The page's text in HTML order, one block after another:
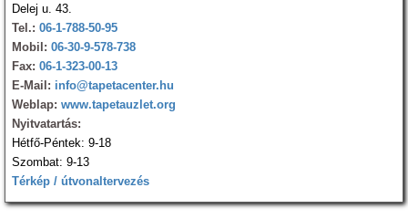
Delej u. 43.
Tel.: 06-1-788-50-95
Mobil: 06-30-9-578-738
Fax: 06-1-323-00-13
E-Mail: info@tapetacenter.hu
Weblap: www.tapetauzlet.org
Nyitvatartás:
Hétfő-Péntek: 9-18
Szombat: 9-13
Térkép / útvonaltervezés